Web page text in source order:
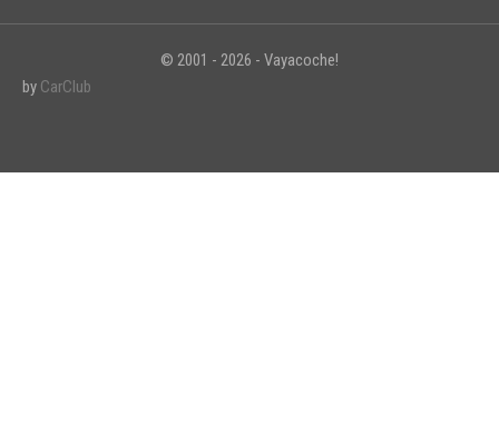
© 2001 - 2026 - Vayacoche!
by CarClub